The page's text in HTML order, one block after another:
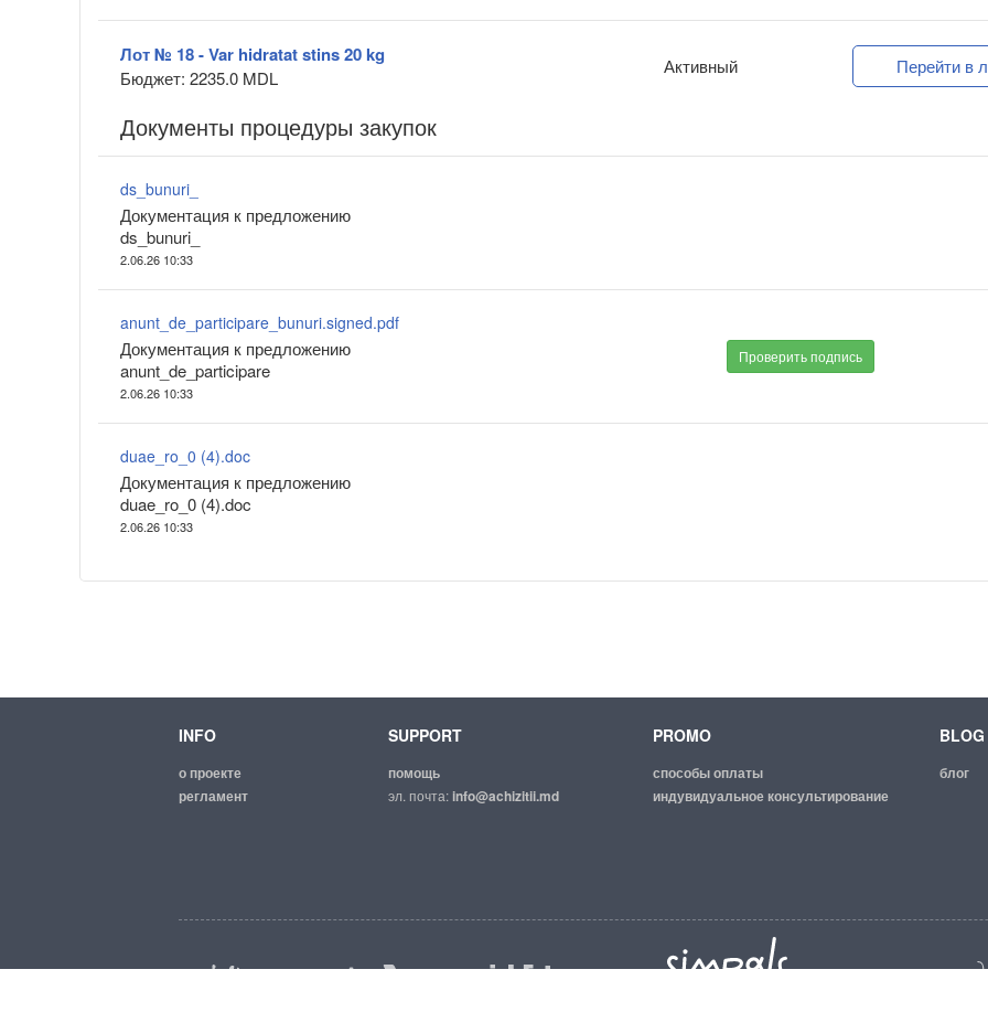
Лот № 18 - Var hidratat stins 20 kg
Бюджет: 2235.0 MDL
Активный Перейти в
Документы процедуры закупок
ds_bunuri_
Документация к предложению
ds_bunuri_
2.06.26 10:33
anunt_de_participare_bunuri.signed.pdf
Документация к предложению
anunt_de_participare
2.06.26 10:33
Проверить подпись
duae_ro_0 (4).doc
Документация к предложению
duae_ro_0 (4).doc
2.06.26 10:33
INFO
о проекте
регламент
SUPPORT
помощь
эл. почта:info@achizitii.md
PROMO
способы оплаты
индувидуальное консультирование
BLOG
блог